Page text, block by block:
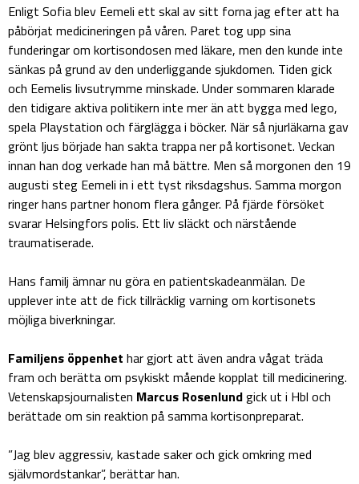
Enligt Sofia blev Eemeli ett skal av sitt forna jag efter att ha
påbörjat medicineringen på våren. Paret tog upp sina
funderingar om kortisondosen med läkare, men den kunde inte
sänkas på grund av den underliggande sjukdomen. Tiden gick
och Eemelis livsutrymme minskade. Under sommaren klarade
den tidigare aktiva politikern inte mer än att bygga med lego,
spela Playstation och färglägga i böcker. När så njurläkarna gav
grönt ljus började han sakta trappa ner på kortisonet. Veckan
innan han dog verkade han må bättre. Men så morgonen den 19
augusti steg Eemeli in i ett tyst riksdagshus. Samma morgon
ringer hans partner honom flera gånger. På fjärde försöket
svarar Helsingfors polis. Ett liv släckt och närstående
traumatiserade.
Hans familj ämnar nu göra en patientskadeanmälan. De
upplever inte att de fick tillräcklig varning om kortisonets
möjliga biverkningar.
Familjens öppenhet har gjort att även andra vågat träda
fram och berätta om psykiskt mående kopplat till medicinering.
Vetenskapsjournalisten Marcus Rosenlundgick ut i Hbl och
berättade om sin reaktion på samma kortisonpreparat.
”Jag blev aggressiv, kastade saker och gick omkring med
självmordstankar”, berättar han.